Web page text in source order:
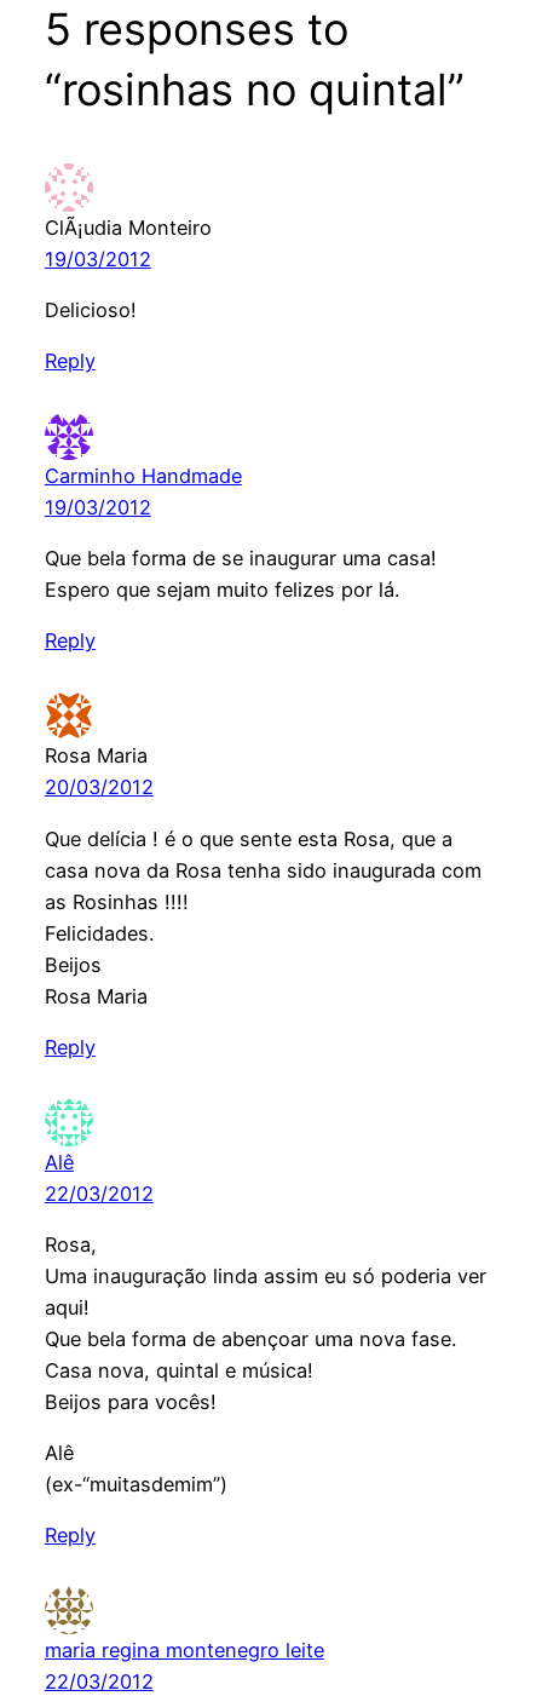
5 responses to
“rosinhas no quintal”
ClÃ¡udia Monteiro
19/03/2012
Delicioso!
Reply
Carminho Handmade
19/03/2012
Que bela forma de se inaugurar uma casa!
Espero que sejam muito felizes por lá.
Reply
Rosa Maria
20/03/2012
Que delícia ! é o que sente esta Rosa, que a
casa nova da Rosa tenha sido inaugurada com
as Rosinhas !!!!
Felicidades.
Beijos
Rosa Maria
Reply
Alê
22/03/2012
Rosa,
Uma inauguração linda assim eu só poderia ver
aqui!
Que bela forma de abençoar uma nova fase.
Casa nova, quintal e música!
Beijos para vocês!
Alê
(ex-“muitasdemim”)
Reply
maria regina montenegro leite
22/03/2012